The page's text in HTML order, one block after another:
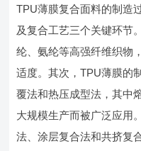
TPU薄膜复合面料的制造
及复合工艺三个关键环节
纶、氨纶等高强纤维织物
适度。其次，TPU薄膜的
覆法和热压成型法，其中
大规模生产而被广泛应用
法、涂层复合法和共挤复